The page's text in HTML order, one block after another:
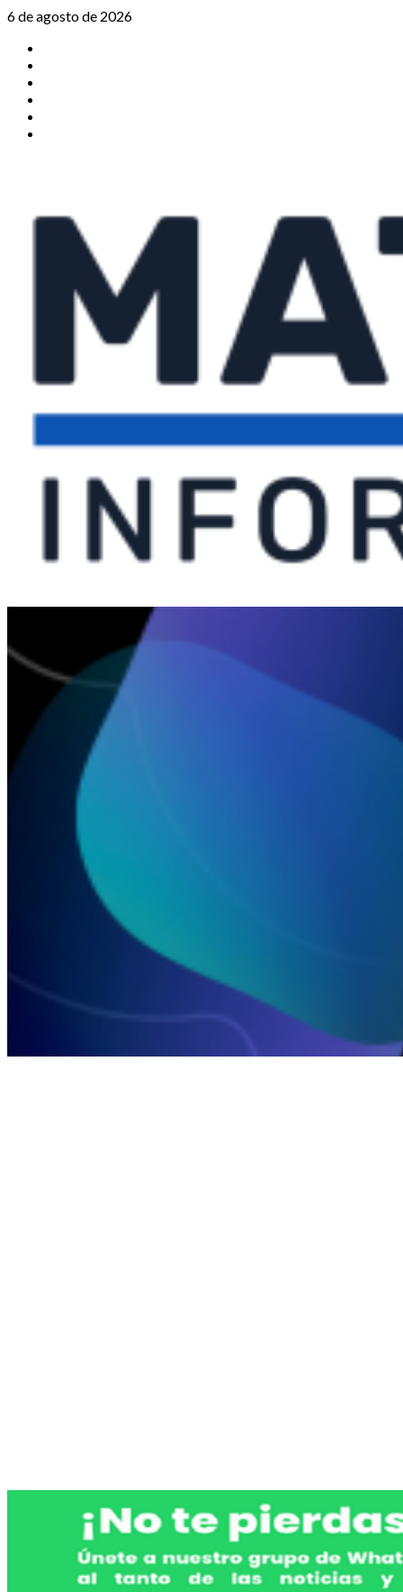
Saltar
contenido
6 de agosto de 2026